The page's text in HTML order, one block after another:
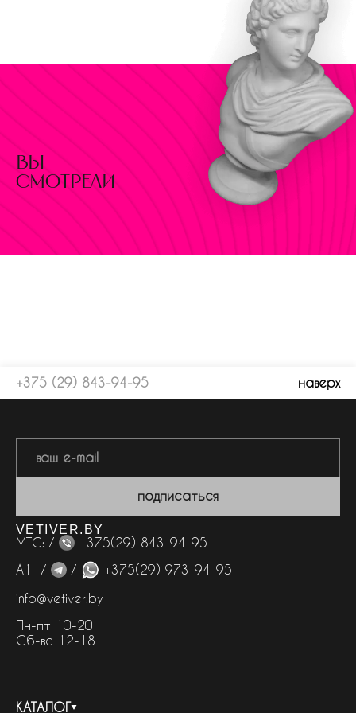
вы
смотрели
+375 (29) 843-94-95 наверх
подписаться
VETIVER.BY
МТС: /
+375(29) 843-94-95
А1 /
/
+375(29) 973-94-95
info@vetiver.by
Пн-пт 10-20
Сб-вс 12-18
КАТАЛОГ